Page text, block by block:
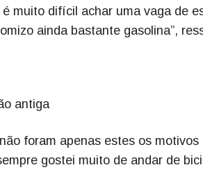
é muito difícil achar uma vaga de
ainda bastante gasolina”,
antiga
foram apenas estes os
gostei muito de andar de